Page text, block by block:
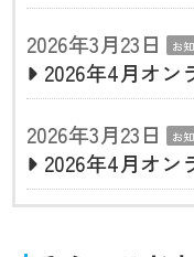
2026年3月23日
お
2026年4月オン
2026年3月23日
お
2026年4月オン